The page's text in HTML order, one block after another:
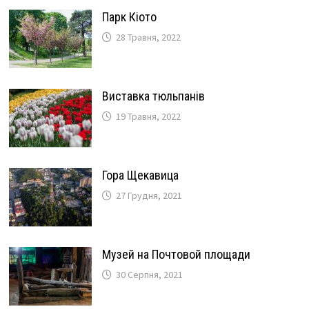
Парк Кіото
28 Травня, 2022
Виставка тюльпанів
19 Травня, 2022
Гора Щекавица
27 Грудня, 2021
Музей на Почтовой площади
30 Серпня, 2021